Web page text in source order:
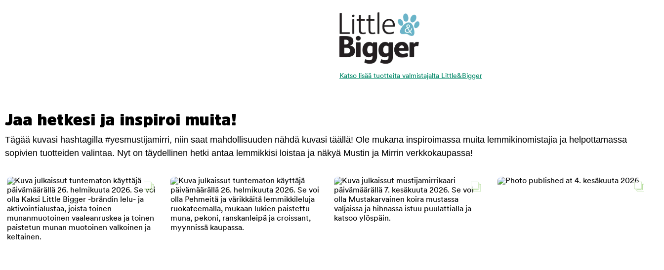
Katso lisää tuotteita valmistajalta Little&Bigger
Jaa hetkesi ja inspiroi muita!
Tägää kuvasi hashtagilla #yesmustijamirri, niin saat mahdollisuuden nähdä kuvasi täällä! Ole mukana inspiroimassa muita lemmikinomistajia ja helpottamassa
sopivien tuotteiden valintaa. Nyt on täydellinen hetki antaa lemmikkisi loistaa ja näkyä Mustin ja Mirrin verkkokaupassa!